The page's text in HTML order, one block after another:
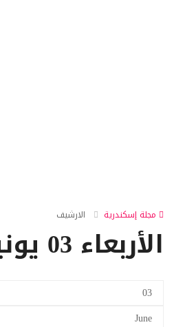
مجلة إسكندرية الارشيف
الأربعاء 03 يونيو 2026